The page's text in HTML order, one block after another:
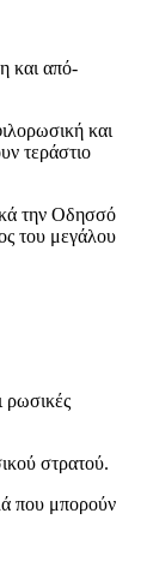
και από-
και
τεράστιο
την Οδησσό
του μεγάλου
ρωσικές
στρατού.
που μπορούν